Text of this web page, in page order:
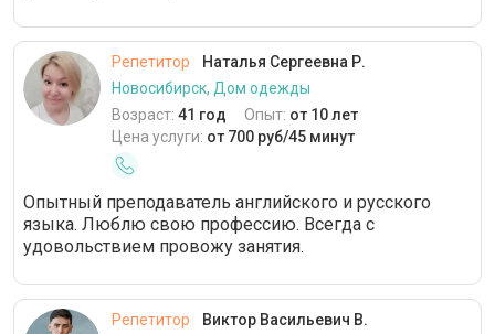
Репетитор
Наталья Сергеевна Р.
Новосибирск, Дом одежды
Возраст: 41 год Опыт: от 10 лет
Цена услуги: от 700 руб/45 минут
Опытный преподаватель английского и русского
языка. Люблю свою профессию. Всегда с
удовольствием провожу занятия.
Репетитор
Виктор Васильевич В.